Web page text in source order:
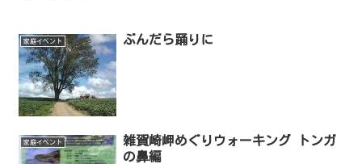
家庭イベント ぶんだら踊りに
家庭イベント
雑賀崎岬めぐりウォーキング トンガ
の鼻編